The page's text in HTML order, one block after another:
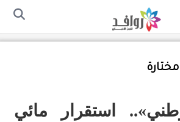
سياسة الخصوصية
استقرار مائي